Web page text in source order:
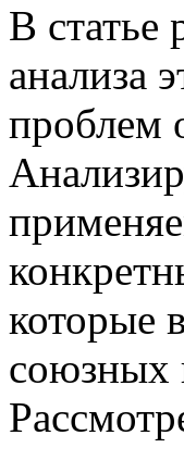
В статье
анализа
проблем
которые
союзных